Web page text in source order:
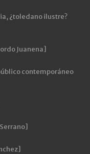
¿toledano ilustre?
Juanena]
contemporáneo